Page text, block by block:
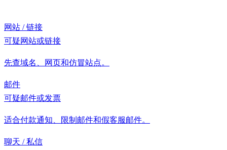
网站 / 链接
可疑网站或链接
先查域名、网页和仿冒站点。
邮件
可疑邮件或发票
适合付款通知、限制邮件和假客服邮件。
聊天 / 私信